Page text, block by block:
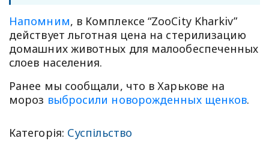
Напомним, в Комплексе “ZooCity Kharkiv”
действует льготная цена на стерилизацию
домашних животных для малообеспеченных
слоев населения.
Ранее мы сообщали, что в Харькове на
мороз выбросили новорожденных щенков.
Категорія: Суспільство